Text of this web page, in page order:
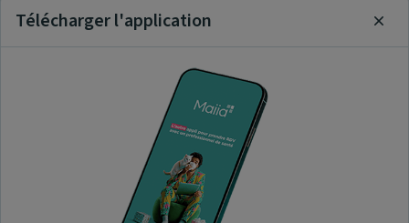
Télécharger l'application